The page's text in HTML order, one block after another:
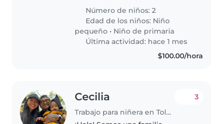
hijos, un niño en edad de
guardería y otro en edad escolar.
Nuestros hijos son deportistas,
creativos..
Número de niños: 2
Edad de los niños: Niño
pequeño • Niño de primaria
Última actividad: hace 1 mes
$100.00/hora
Cecilia
Trabajo para niñera en Toluca de Lerdo
3